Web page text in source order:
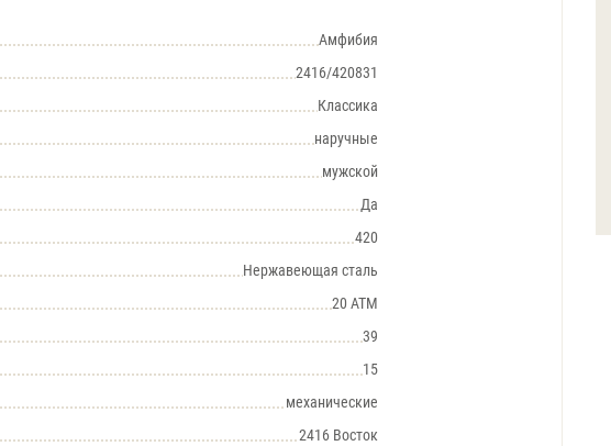
Амфибия
2416/420831
Классика
наручные
мужской
Да
420
Нержавеющая сталь
20 АТМ
39
15
механические
2416 Восток